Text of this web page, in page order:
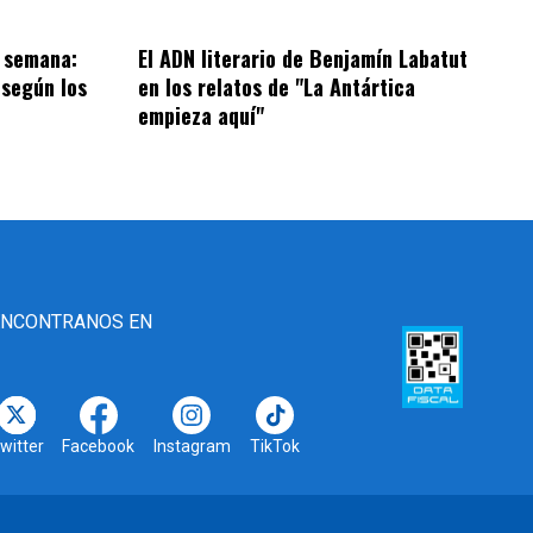
los
El ADN literario de Benjamín Labatut
en los relatos de "La Antártica
empieza aquí"
EN
Facebook Instagram TikTok